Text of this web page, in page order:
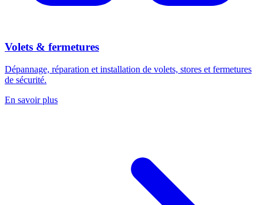
Volets & fermetures
Dépannage, réparation et installation de volets, stores et fermetures
de sécurité.
En savoir plus